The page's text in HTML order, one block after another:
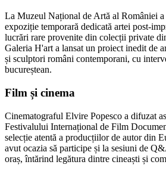
La Muzeul Național de Artă al României a
expoziție temporară dedicată artei post-
lucrări rare provenite din colecții private
Galeria H'art a lansat un proiect inedit de
și sculptori români contemporani, cu
bucureștean.
Film și cinema
Cinematograful Elvire Popesco a difuzat
Festivalului Internațional de Film
selecție atentă a producțiilor de autor din
avut ocazia să participe și la sesiuni de
oraș, întărind legătura dintre cineaști și